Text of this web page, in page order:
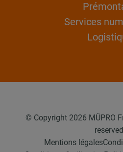
Services
© Copyright 2026 MÜPRO
Mentions légales